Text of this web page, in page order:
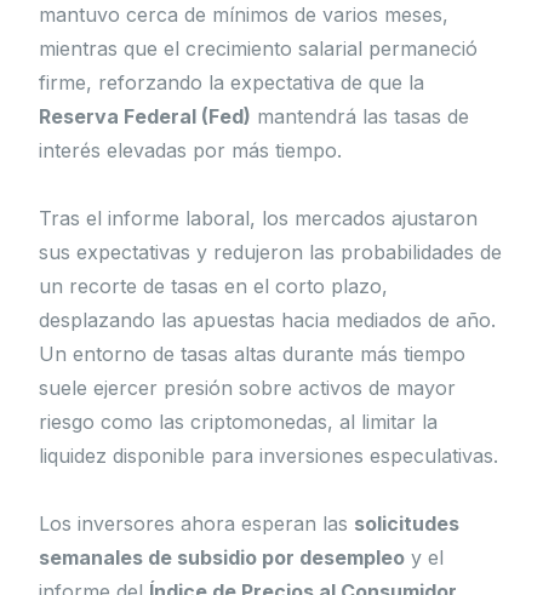
mantuvo cerca de mínimos de varios meses,
mientras que el crecimiento salarial permaneció
firme, reforzando la expectativa de que la
Reserva Federal (Fed) mantendrá las tasas de
interés elevadas por más tiempo.
Tras el informe laboral, los mercados ajustaron
sus expectativas y redujeron las probabilidades de
un recorte de tasas en el corto plazo,
desplazando las apuestas hacia mediados de año.
Un entorno de tasas altas durante más tiempo
suele ejercer presión sobre activos de mayor
riesgo como las criptomonedas, al limitar la
liquidez disponible para inversiones especulativas.
Los inversores ahora esperan las solicitudes
semanales de subsidio por desempleo y el